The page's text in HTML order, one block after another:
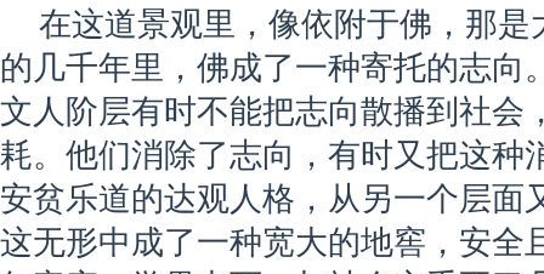
在这道景观里，像依附于佛，那
的几千年里，佛成了一种寄托的志向
文人阶层有时不能把志向散播到社会
耗。他们消除了志向，有时又把这种
安贫乐道的达观人格，从另一个层面
这无形中成了一种宽大的地窖，安全